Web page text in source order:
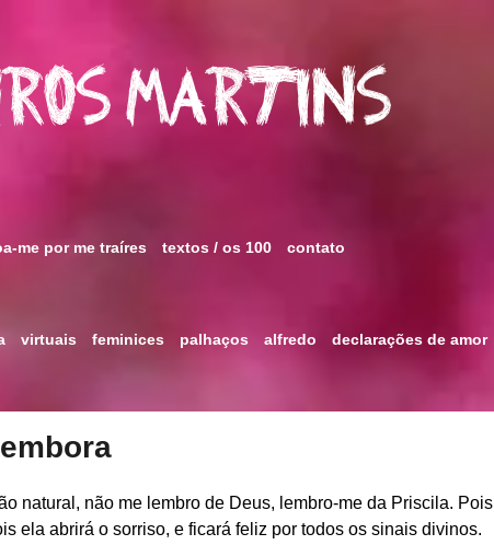
Martins
me por me traíres textos / os 100 contato
virtuais feminices palhaços alfredo
declarações de amor
natural, não me lembro de Deus, lembro-me da Priscila. Pois
ela abrirá o sorriso, e ficará feliz por todos os sinais divinos.